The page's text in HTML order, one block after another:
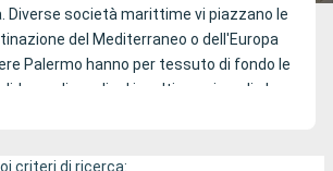
Ricerca
Diverse società marittime vi piazzano le
del Mediterraneo o dell'Europa
Palermo hanno per tessuto di fondo le
medioevali ed i molti spazi verdi che
Omaggio all'architettura barocca, il
meritano di essere scoperti. Nulla che
criteri di ricerca: